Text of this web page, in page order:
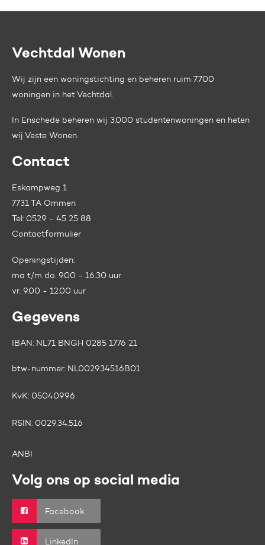
Contactinformatie
Vechtdal Wonen
Wij zijn een woningstichting en beheren ruim 7.700
woningen in het Vechtdal.
In Enschede beheren wij 3.000 studentenwoningen en heten
wij Veste Wonen.
Contact
Eskampweg 1
7731 TA Ommen
Tel: 0529 - 45 25 88
Contactformulier
Openingstijden:
ma t/m do. 9.00 - 16.30 uur
vr. 9.00 - 12.00 uur
Gegevens
IBAN: NL71 BNGH 0285 1776 21
btw-nummer: NL002934516B01
KvK: 05040996
RSIN: 0029.34.516
ANBI
Volg ons op social media
Facebook
LinkedIn